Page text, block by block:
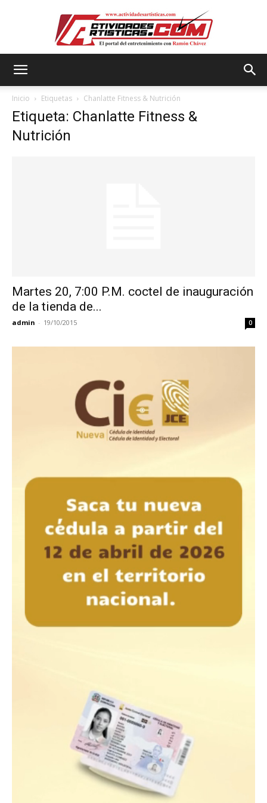
Inicio Etiquetas Chanlatte Fitness & Nutrición
Etiqueta: Chanlatte Fitness &
Nutrición
Martes 20, 7:00 P.M. coctel de inauguración
de la tienda de...
admin - 19/10/2015 0